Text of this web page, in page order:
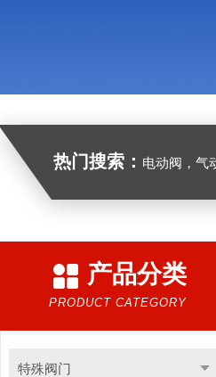
热门搜索： 电动阀，气
产品分类
PRODUCT CATEGORY
特殊阀门